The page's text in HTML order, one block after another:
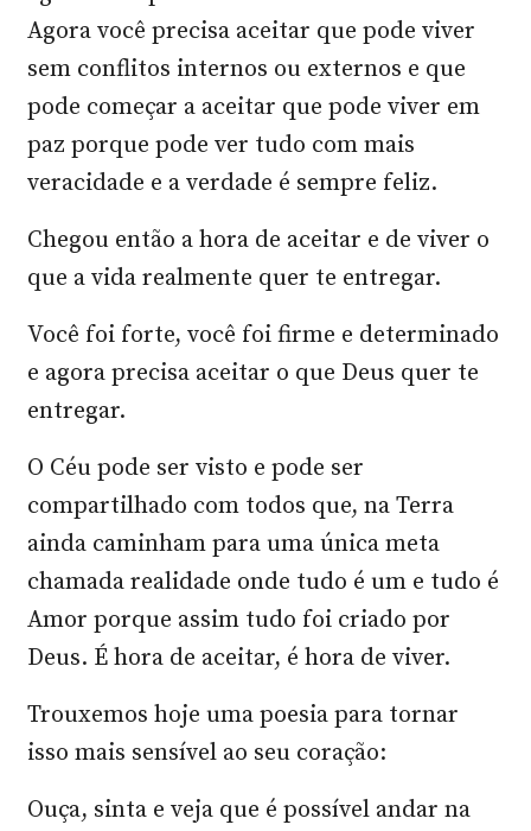
Agora você precisa aceitar que pode viver
sem conflitos internos ou externos e que
pode começar a aceitar que pode viver em
paz porque pode ver tudo com mais
veracidade e a verdade é sempre feliz.
Chegou então a hora de aceitar e de viver o
que a vida realmente quer te entregar.
Você foi forte, você foi firme e determinado
e agora precisa aceitar o que Deus quer te
entregar.
O Céu pode ser visto e pode ser
compartilhado com todos que, na Terra
ainda caminham para uma única meta
chamada realidade onde tudo é um e tudo é
Amor porque assim tudo foi criado por
Deus. É hora de aceitar, é hora de viver.
Trouxemos hoje uma poesia para tornar
isso mais sensível ao seu coração:
Ouça, sinta e veja que é possível andar na